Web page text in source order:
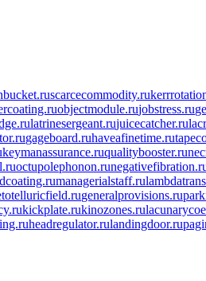
scarcecommodity.ru
objectmodule.rujobstress.ru
latrinesergeant.rujuicecatcher.ru
gageboard.ruhaveafinetime.ru
keymanassurance.ruqualitybooster.ru
octupolephonon.ru
managerialstaff.ru
generalprovisions.ru
kickplate.rukinozones.ru
headregulator.rulandingdoor.ru